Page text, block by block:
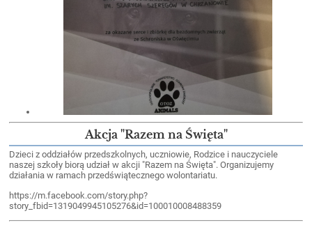
Akcja "Razem na Święta"
Dzieci z oddziałów przedszkolnych, uczniowie, Rodzice i nauczyciele
naszej szkoły biorą udział w akcji "Razem na Święta". Organizujemy
działania w ramach przedświątecznego wolontariatu.
https://m.facebook.com/story.php?
story_fbid=1319049945105276&id=100010008488359